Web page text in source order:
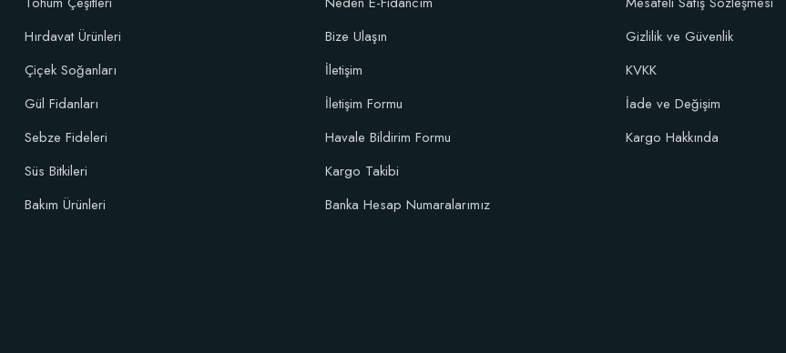
Özel Karışım Fidan Tutma Yüzdesini Arttıran Organik Dikim Gübresi (10 fidan için)
Hırdavat Ürünleri
Çiçek Soğanları
Gül Fidanları
Sebze Fideleri
Süs Bitkileri
Bakım Ürünleri
Bize Ulaşın
İletişim
İletişim Formu
Havale Bildirim Formu
Kargo Takibi
Banka Hesap Numaralarımız
Gizlilik ve Güvenlik
KVKK
İade ve Değişim
Kargo Hakkında